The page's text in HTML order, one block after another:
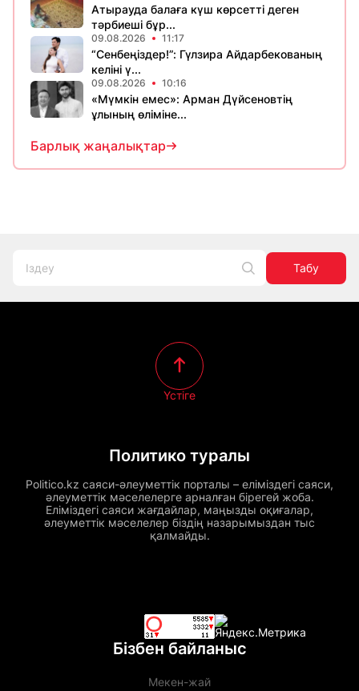
Атырауда балаға күш көрсетті деген
тәрбиеші бұр...
09.08.2026 11:17
“Сенбеңіздер!”: Гүлзира Айдарбекованың
келіні ү...
09.08.2026 10:16
«Мүмкін емес»: Арман Дүйсеновтің
ұлының өліміне...
Барлық жаңалықтар
Табу
Политико туралы
Politico.kz саяси-әлеуметтік порталы – еліміздегі саяси,
әлеуметтік мәселелерге арналған бірегей жоба.
Еліміздегі саяси жағдайлар, маңызды оқиғалар,
әлеуметтік мәселелер біздің назарымыздан тыс
қалмайды.
Үстіге
Бізбен байланыс
Мекен-жай